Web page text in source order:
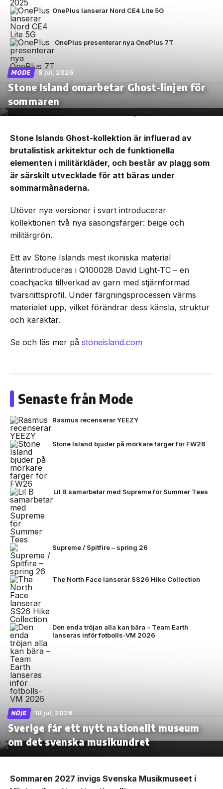
OnePlus lanserar Nord CE4 Lite 5G
OnePlus presenterar nya OnePlus 7T
MODE 8 jul, 2026
Stone Island omarbetar Ghost-linjen för
sommaren
Stone Islands Ghost-kollektion är influerad av
brutalistisk arkitektur och de funktionella
elementen i militärkläder, och består av plagg som
är särskilt utvecklade för att bäras under
sommarmånaderna.
Utöver nya versioner i svart introducerar
kollektionen två nya säsongsfärger: beige och
militärgrön.
Ett av Stone Islands mest ikoniska material
återintroduceras i Q100028 David Light-TC – en
coachjacka tillverkad av garn med stjärnformad
tvärsnittsprofil. Under färgningsprocessen värms
materialet upp, vilket förändrar dess känsla, struktur
och karaktär.
Se och läs mer på stoneisland.com
Senaste från Mode
Rasmus recenserar YEEZY
Stone Island bjuder på mörkare färger för FW26
Lil B samarbetar med Supreme för Summer Tees
Supreme / Spitfire – spring 26
The North Face lanserar SS26 Hike Collection
Den enda tröjan alla kan bära – Team Earth
lanseras inför fotbolls-VM 2026
NÖJE 10 jul, 2026
Sverige får ett nytt nationellt museum
om det svenska musikundret
Sommaren 2027 invigs Svenska Musikmuseet i